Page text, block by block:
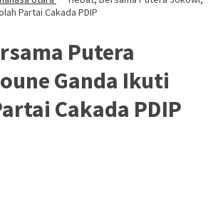
Partai Cakada PDIP
Putera
Ganda Ikuti
Cakada PDIP